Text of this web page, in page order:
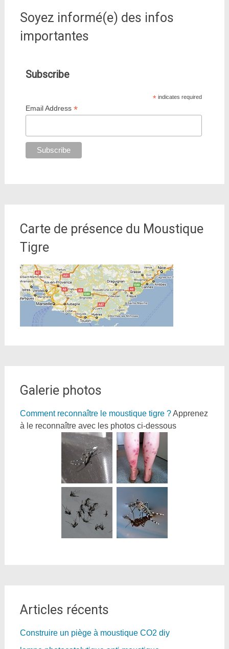
Soyez informé(e) des infos
importantes
Subscribe
*indicates required
Email Address*
Carte de présence du Moustique
Tigre
Galerie photos
Comment reconnaître le moustique tigre ?Apprenez
à le reconnaître avec les photos ci-dessous
Articles récents
Construire un piège à moustique CO2 diy